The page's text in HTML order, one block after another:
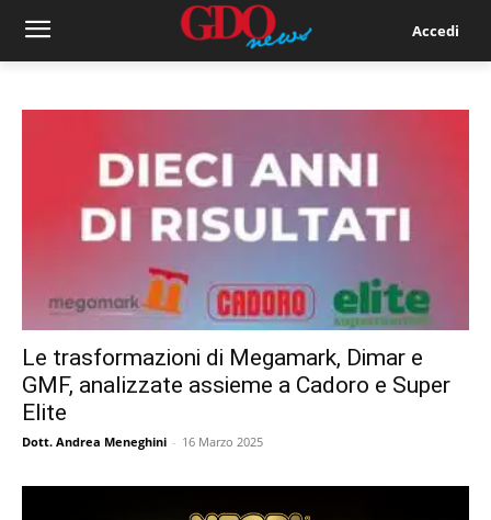
Accedi
Le trasformazioni di Megamark, Dimar e
GMF, analizzate assieme a Cadoro e Super
Elite
Dott. Andrea Meneghini - 16 Marzo 2025